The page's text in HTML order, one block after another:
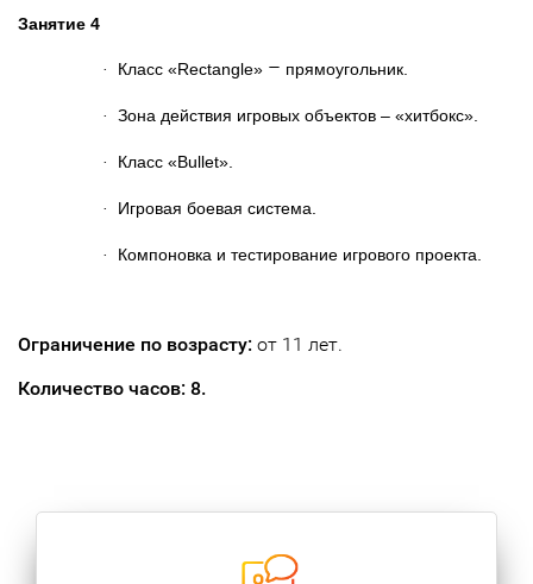
Занятие 4
· Класс «Rectangle» – прямоугольник.
· Зона действия игровых объектов – «хитбокс».
· Класс «Bullet».
· Игровая боевая система.
· Компоновка и тестирование игрового проекта.
Ограничение по возрасту: от 11 лет.
Количество часов: 8.